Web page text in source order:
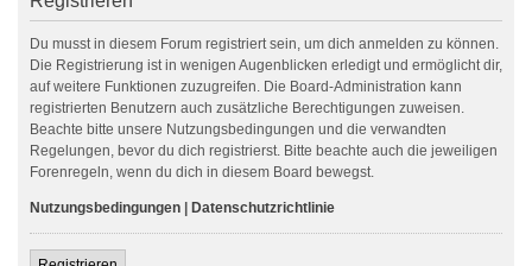
Du musst in diesem Forum registriert sein, um dich anmelden zu können.
Die Registrierung ist in wenigen Augenblicken erledigt und ermöglicht dir,
auf weitere Funktionen zuzugreifen. Die Board-Administration kann
registrierten Benutzern auch zusätzliche Berechtigungen zuweisen.
Beachte bitte unsere Nutzungsbedingungen und die verwandten
Regelungen, bevor du dich registrierst. Bitte beachte auch die jeweiligen
Forenregeln, wenn du dich in diesem Board bewegst.
Nutzungsbedingungen Datenschutzrichtlinie